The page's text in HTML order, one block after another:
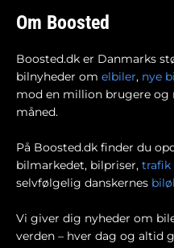
Om Boosted
Boosted.dk er Danmarks
bilnyheder om elbiler, nye
mod en million brugere og
måned.
På Boosted.dk finder du
bilmarkedet, bilpriser, trafik
selvfølgelig danskernes
Vi giver dig nyheder om
verden – hver dag og altid